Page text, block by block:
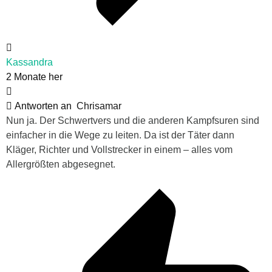
Kassandra
2 Monate her
Antworten an Chrisamar
Nun ja. Der Schwertvers und die anderen Kampfsuren sind
einfacher in die Wege zu leiten. Da ist der Täter dann
Kläger, Richter und Vollstrecker in einem – alles vom
Allergrößten abgesegnet.